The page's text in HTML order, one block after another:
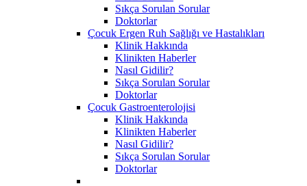
Sıkça Sorulan Sorular
Doktorlar
Çocuk Ergen Ruh Sağlığı ve Hastalıkları
Klinik Hakkında
Klinikten Haberler
Nasıl Gidilir?
Sıkça Sorulan Sorular
Doktorlar
Çocuk Gastroenterolojisi
Klinik Hakkında
Klinikten Haberler
Nasıl Gidilir?
Sıkça Sorulan Sorular
Doktorlar